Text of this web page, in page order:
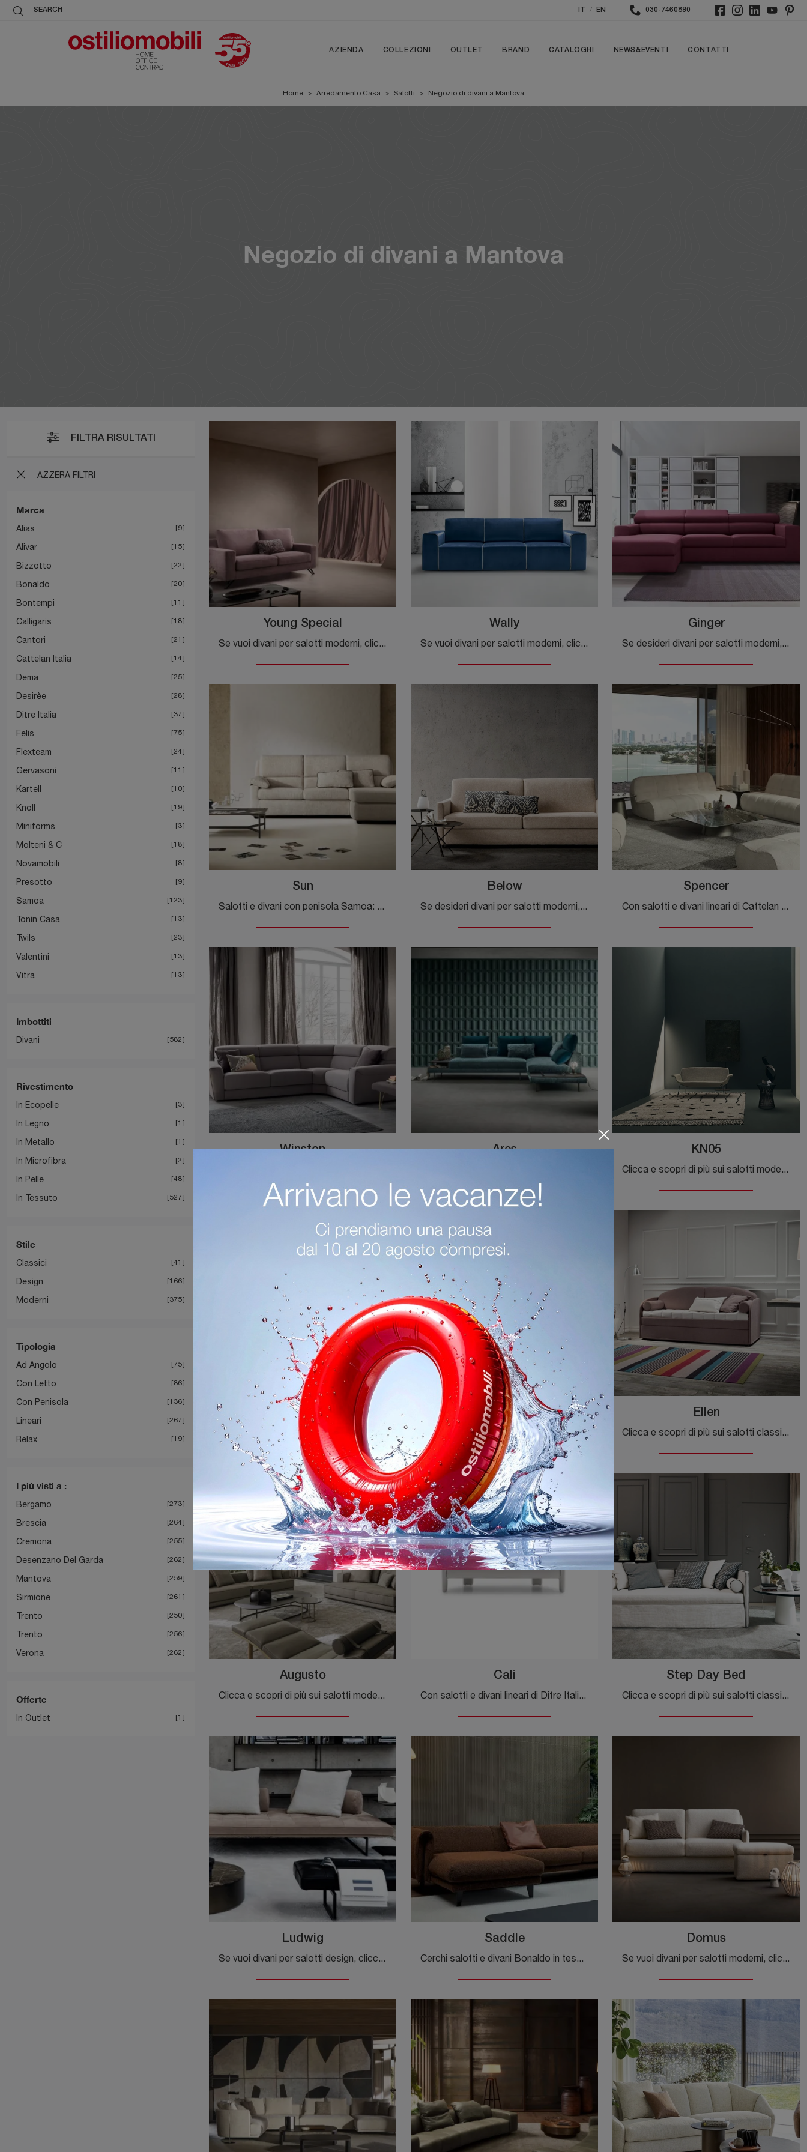
SEARCH / EN 030-7460890
AZIENDA COLLEZIONI OUTLET BRAND CATALOGHI NEWS&EVENTI CONTATTI
Home > Arredamento Casa > Salotti > Negozio di divani a Mantova
Negozio di divani a Mantova
FILTRA RISULTATI
AZZERA FILTRI
Marca
Alias 9
Alivar 15
Bizzotto 22
Bonaldo 20
Bontempi 11
Calligaris 18
Cantori 21
Cattelan Italia 14
Dema 25
Desirèe 28
Ditre Italia 37
Felis 75
Flexteam 24
Gervasoni 11
Kartell 10
Knoll 19
Miniforms 3
Molteni & C 18
Novamobili 8
Presotto 9
Samoa 123
Tonin Casa 13
Twils 23
Valentini 13
Vitra 13
Imbottiti
Divani 582
Rivestimento
In Ecopelle 3
In Legno 1
In Metallo 1
In Microfibra 2
In Pelle 48
In Tessuto 527
Stile
Classici 41
Design 166
Moderni 375
Tipologia
Ad Angolo 75
Con Letto 86
Con Penisola 136
Lineari 267
Relax 19
I più visti a :
Bergamo 273
Brescia 264
Cremona 255
Desenzano Del Garda 262
Mantova 259
Sirmione 261
Trento 250
Trento 256
Verona 262
Offerte
In Outlet 1
Young Special
Se vuoi divani per salotti moderni, clicca e leggi di più sul modello Young Special in tessuto della firma Samoa.
Wally
Se vuoi divani per salotti moderni, clicca e leggi di più sul modello Wally in tessuto della marca Felis.
Ginger
Se desideri divani per salotti moderni, clicca e leggi di più sul modello Ginger in tessuto del brand Felis.
Sun
Salotti e divani con penisola Samoa: ti presentiamo il modello Sun in tessuto per completare la zona giorno.
Below
Se desideri divani per salotti moderni, clicca e leggi di più sul modello Below in tessuto del marchio Samoa.
Spencer
Con salotti e divani lineari di Cattelan Italia come il modello Spencer in tessuto, potrai completare il tuo progetto d'arredo.
Winston
Ares
KN05
Clicca e scopri di più sui salotti moderni di Knoll! Vari modelli di divani, come KN05, ti aspettano.
San Martino
Cerchi salotti e divani Presotto in tessuto? Clicca e scopri di più sul modello San Martino per spazi moderni.
Efron
Con salotti e divani con letto di Felis come il modello Efron in tessuto, potrai completare il tuo progetto d'arredo.
Ellen
Clicca e scopri di più sui salotti classici di Felis! Vari modelli di divani, come Ellen, ti attendono.
Augusto
Clicca e scopri di più sui salotti moderni di Molteni & C! Molteplici modelli di divani, come Augusto, ti attendono.
Cali
Con salotti e divani lineari di Ditre Italia come il modello Cali in tessuto, potrai ultimare il tuo progetto d'arredo.
Step Day Bed
Clicca e scopri di più sui salotti classici di Flexteam! Diversi modelli di divani, come Step Day Bed, ti attendono.
Ludwig
Se vuoi divani per salotti design, clicca e leggi di più sul modello Ludwig in tessuto dell'azienda Desirèe.
Saddle
Cerchi salotti e divani Bonaldo in tessuto? Clicca e scopri di più sul modello Saddle per spazi moderni.
Domus
Se vuoi divani per salotti moderni, clicca e leggi di più sul modello Domus in tessuto del brand Samoa.